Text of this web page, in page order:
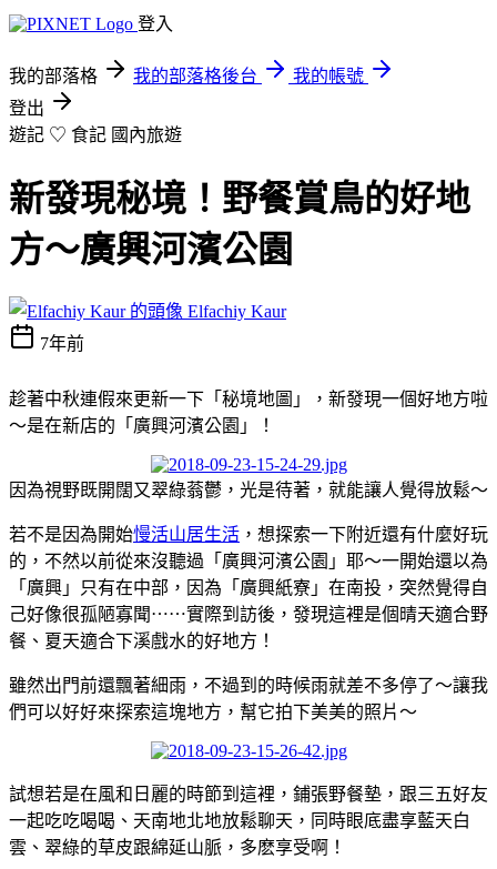
登入
我的部落格 我的部落格後台
我的帳號
登出
遊記 ♡ 食記 國內旅遊
新發現秘境！野餐賞鳥的好地
方～廣興河濱公園
Elfachiy Kaur
7年前
趁著中秋連假來更新一下「秘境地圖」，新發現一個好地方啦
～是在新店的「廣興河濱公園」！
因為視野既開闊又翠綠蓊鬱，光是待著，就能讓人覺得放鬆～
若不是因為開始慢活山居生活 ，想探索一下附近還有什麼好玩
的，不然以前從來沒聽過「廣興河濱公園」耶～一開始還以為
「廣興」只有在中部，因為「廣興紙寮」在南投，突然覺得自
己好像很孤陋寡聞⋯⋯實際到訪後，發現這裡是個晴天適合野
餐、夏天適合下溪戲水的好地方！
雖然出門前還飄著細雨，不過到的時候雨就差不多停了～讓我
們可以好好來探索這塊地方，幫它拍下美美的照片～
試想若是在風和日麗的時節到這裡，鋪張野餐墊，跟三五好友
一起吃吃喝喝、天南地北地放鬆聊天，同時眼底盡享藍天白
雲、翠綠的草皮跟綿延山脈，多麽享受啊！